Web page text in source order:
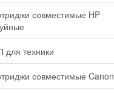
совместимые HP
для техники
совместимые Canon